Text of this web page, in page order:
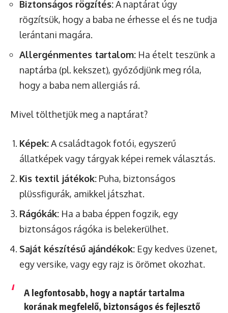
Biztonságos rögzítés:A naptárat úgy
rögzítsük, hogy a baba ne érhesse el és ne tudja
lerántani magára.
Allergénmentes tartalom: Ha ételt teszünk a
naptárba (pl. kekszet), győződjünk meg róla,
hogy a baba nem allergiás rá.
Mivel tölthetjük meg a naptárat?
Képek:A családtagok fotói, egyszerű
állatképek vagy tárgyak képei remek választás.
Kis textil játékok: Puha, biztonságos
plüssfigurák, amikkel játszhat.
Rágókák: Ha a baba éppen fogzik, egy
biztonságos rágóka is belekerülhet.
Saját készítésű ajándékok: Egy kedves üzenet,
egy versike, vagy egy rajz is örömet okozhat.
A legfontosabb, hogy a naptár tartalma
korának megfelelő, biztonságos és fejlesztő